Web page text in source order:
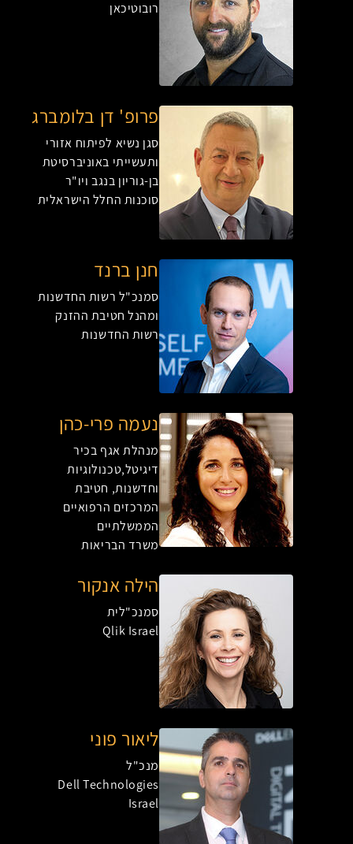
רובוטיכאן
פרופ' דן בלומברג
סגן נשיא לפיתוח אזורי
ותעשייתי באוניברסיטת
בן-גוריון בנגב ויו"ר
סוכנות החלל הישראלית
חנן ברנד
סמנכ"ל רשות החדשנות
ומהנל חטיבת ההזנק
רשות החדשנות
נעמה פרי-כהן
מנהלת אגף בכיר
דיגיטל,טכנולוגיות
וחדשנות, חטיבת
המרכזים הרפואיים
הממשלתיים
משרד הבריאות
הילה אנקור
סמנכ"לית
Qlik Israel
ליאור פוני
מנכ"ל
Dell Technologies
Israel